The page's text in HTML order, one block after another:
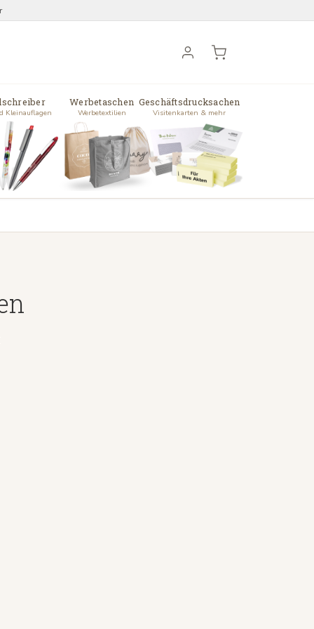
Kleinauflagen
Werbetaschen
Werbetextilien
Geschäftsdrucksachen
Visitenkarten & mehr